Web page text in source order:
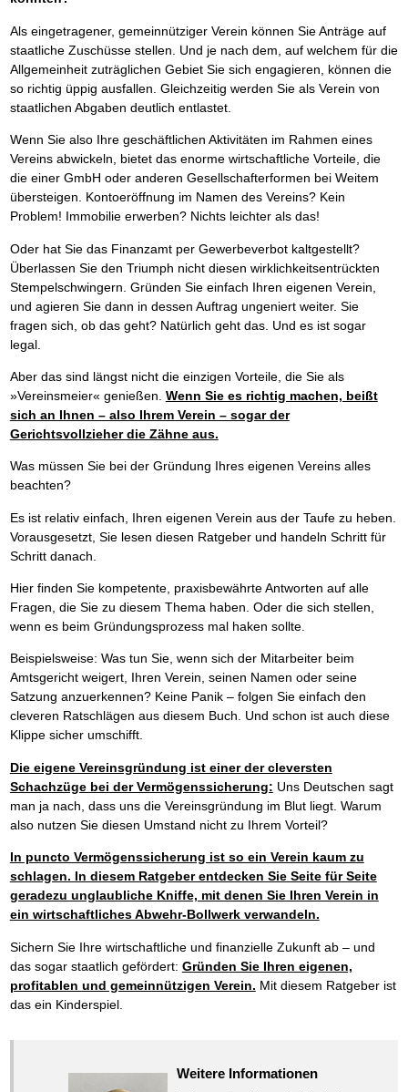
Als eingetragener, gemeinnütziger Verein können Sie Anträge auf
staatliche Zuschüsse stellen. Und je nach dem, auf welchem für die
Allgemeinheit zuträglichen Gebiet Sie sich engagieren, können die
so richtig üppig ausfallen. Gleichzeitig werden Sie als Verein von
staatlichen Abgaben deutlich entlastet.
Wenn Sie also Ihre geschäftlichen Aktivitäten im Rahmen eines
Vereins abwickeln, bietet das enorme wirtschaftliche Vorteile, die
die einer GmbH oder anderen Gesellschafterformen bei Weitem
übersteigen. Kontoeröffnung im Namen des Vereins? Kein
Problem! Immobilie erwerben? Nichts leichter als das!
Oder hat Sie das Finanzamt per Gewerbeverbot kaltgestellt?
Überlassen Sie den Triumph nicht diesen wirklichkeitsentrückten
Stempelschwingern. Gründen Sie einfach Ihren eigenen Verein,
und agieren Sie dann in dessen Auftrag ungeniert weiter. Sie
fragen sich, ob das geht? Natürlich geht das. Und es ist sogar
legal.
Aber das sind längst nicht die einzigen Vorteile, die Sie als
»Vereinsmeier« genießen. Wenn Sie es richtig machen, beißt
sich an Ihnen – also Ihrem Verein – sogar der
Gerichtsvollzieher die Zähne aus.
Was müssen Sie bei der Gründung Ihres eigenen Vereins alles
beachten?
Es ist relativ einfach, Ihren eigenen Verein aus der Taufe zu heben.
Vorausgesetzt, Sie lesen diesen Ratgeber und handeln Schritt für
Schritt danach.
Hier finden Sie kompetente, praxisbewährte Antworten auf alle
Fragen, die Sie zu diesem Thema haben. Oder die sich stellen,
wenn es beim Gründungsprozess mal haken sollte.
Beispielsweise: Was tun Sie, wenn sich der Mitarbeiter beim
Amtsgericht weigert, Ihren Verein, seinen Namen oder seine
Satzung anzuerkennen? Keine Panik – folgen Sie einfach den
cleveren Ratschlägen aus diesem Buch. Und schon ist auch diese
Klippe sicher umschifft.
Die eigene Vereinsgründung ist einer der cleversten
Schachzüge bei der Vermögenssicherung: Uns Deutschen sagt
man ja nach, dass uns die Vereinsgründung im Blut liegt. Warum
also nutzen Sie diesen Umstand nicht zu Ihrem Vorteil?
In puncto Vermögenssicherung ist so ein Verein kaum zu
schlagen. In diesem Ratgeber entdecken Sie Seite für Seite
geradezu unglaubliche Kniffe, mit denen Sie Ihren Verein in
ein wirtschaftliches Abwehr-Bollwerk verwandeln.
Sichern Sie Ihre wirtschaftliche und finanzielle Zukunft ab – und
das sogar staatlich gefördert: Gründen Sie Ihren eigenen,
profitablen und gemeinnützigen Verein. Mit diesem Ratgeber ist
das ein Kinderspiel.
Weitere Informationen